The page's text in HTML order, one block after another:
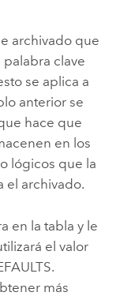
archivado que
clave
se aplica a
anterior se
hace que
en los
lógicos que la
el archivado.
en la tabla y le
el valor
más